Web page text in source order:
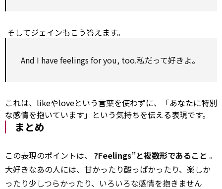
そしてジェインもこう答えます。
And I have feelings foryou, too.私だって好きよ。
これは、likeやloveという言葉を使わずに、「あなたに特別
な感情を抱いています」という気持ちを伝える表現です。
まとめ
この表現のポイントは、 ?Feelings”と複数形であること 。
大好きなあの人には、甘かったり酸っぱかったり、楽しか
ったり少しつらかったり、いろいろな感情を抱きません